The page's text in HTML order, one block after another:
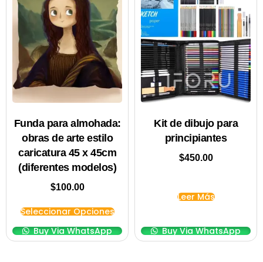
Funda para almohada:
obras de arte estilo
caricatura 45 x 45cm
(diferentes modelos)
$100.00
Seleccionar Opciones
Buy Via WhatsApp
Kit de dibujo para
principiantes
$450.00
Leer Más
Buy Via WhatsApp